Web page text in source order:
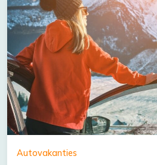
Autovakanties